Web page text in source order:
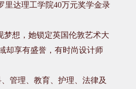
里达理工学院40万元奖学金录
梦想，她锁定英国伦敦艺术大
却享有盛誉，有时尚设计师
管理、教育、护理、法律及